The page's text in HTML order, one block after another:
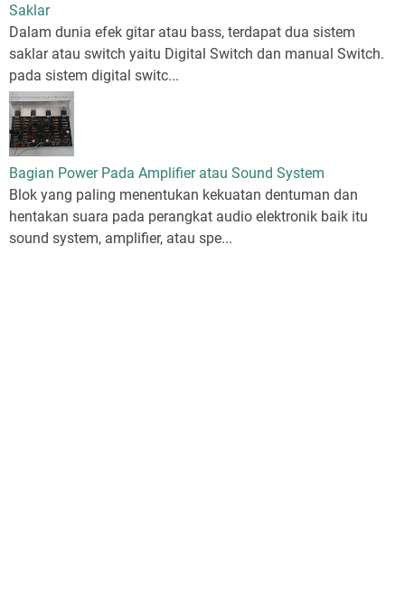
Saklar
Dalam dunia efek gitar atau bass, terdapat dua sistem
saklar atau switch yaitu Digital Switch dan manual Switch.
pada sistem digital switc...
Bagian Power Pada Amplifier atau Sound System
Blok yang paling menentukan kekuatan dentuman dan
hentakan suara pada perangkat audio elektronik baik itu
sound system, amplifier, atau spe...